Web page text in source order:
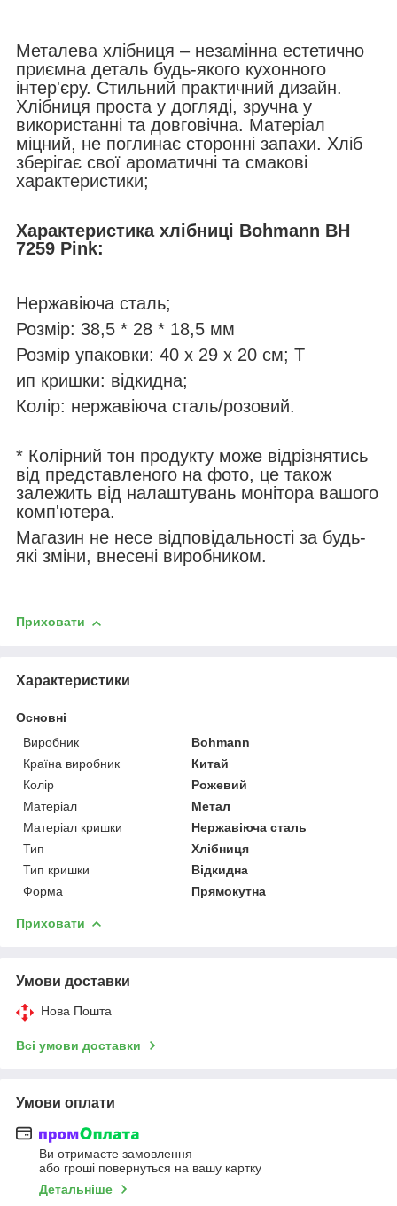
Металева хлібниця – незамінна естетично
приємна деталь будь-якого кухонного
інтер'єру. Стильний практичний дизайн.
Хлібниця проста у догляді, зручна у
використанні та довговічна. Матеріал
міцний, не поглинає сторонні запахи. Хліб
зберігає свої ароматичні та смакові
характеристики;
Характеристика хлібниці Bohmann BH
7259 Pink:
Нержавіюча сталь;
Розмір: 38,5 * 28 * 18,5 мм
Розмір упаковки: 40 х 29 х 20 см; Т
ип кришки: відкидна;
Колір: нержавіюча сталь/розовий.
* Колірний тон продукту може відрізнятись
від представленого на фото, це також
залежить від налаштувань монітора вашого
комп'ютера.
Магазин не несе відповідальності за будь-
які зміни, внесені виробником.
Приховати
Характеристики
Основні
Виробник
Bohmann
Країна виробник
Китай
Колір
Рожевий
Матеріал
Метал
Матеріал кришки
Нержавіюча сталь
Тип
Хлібниця
Тип кришки
Відкидна
Форма
Прямокутна
Приховати
Умови доставки
Нова Пошта
Всі умови доставки
Умови оплати
Ви отримаєте замовлення
або гроші повернуться на вашу картку
Детальніше